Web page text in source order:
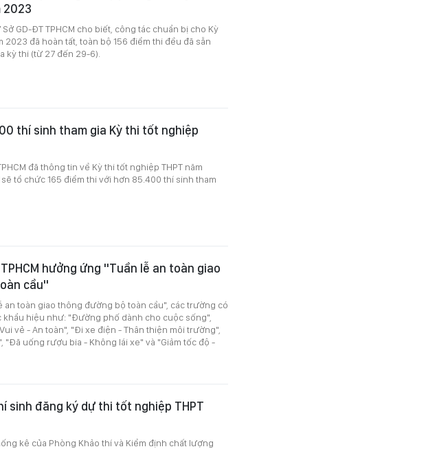
2023
GD-ĐT TPHCM cho biết, công tác chuẩn bị cho Kỳ
2023 đã hoàn tất, toàn bộ 156 điểm thi đều đã sẵn
kỳ thi (từ 27 đến 29-6).
thí sinh tham gia Kỳ thi tốt nghiệp
đã thông tin về Kỳ thi tốt nghiệp THPT năm
sẽ tổ chức 165 điểm thi với hơn 85.400 thí sinh tham
hưởng ứng "Tuần lễ an toàn giao
cầu"
toàn giao thông đường bộ toàn cầu", các trường có
hiệu như: "Đường phố dành cho cuộc sống",
vẻ - An toàn", "Đi xe điện - Thân thiện môi trường",
"Đã uống rượu bia - Không lái xe" và "Giảm tốc độ -
sinh đăng ký dự thi tốt nghiệp THPT
kê của Phòng Khảo thí và Kiểm định chất lượng